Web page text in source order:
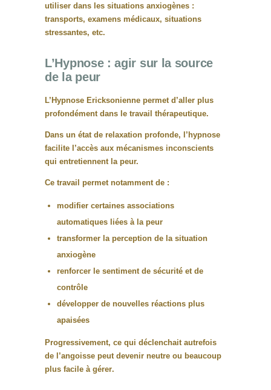
utiliser dans les situations anxiogènes :
transports, examens médicaux, situations
stressantes, etc.
L’Hypnose : agir sur la source
de la peur
L’ Hypnose Ericksonienne permet d’aller plus
profondément dans le travail thérapeutique.
Dans un état de relaxation profonde, l’hypnose
facilite l’accès aux mécanismes inconscients
qui entretiennent la peur.
Ce travail permet notamment de :
modifier certaines associations
automatiques liées à la peur
transformer la perception de la situation
anxiogène
renforcer le sentiment de sécurité et de
contrôle
développer de nouvelles réactions plus
apaisées
Progressivement, ce qui déclenchait autrefois
de l’angoisse peut devenir neutre ou beaucoup
plus facile à gérer.